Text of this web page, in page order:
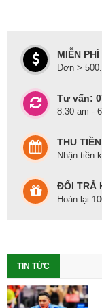
MIỄN
Đơn >
Tư vấn:
8:30 am -
THU TIỀN
Nhận tiền
ĐỔI TRẢ
Hoàn lại
TIN TỨC